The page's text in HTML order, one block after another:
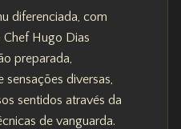
diferenciada, com
Hugo Dias
preparada,
diversas,
sentidos através da
de vanguarda.